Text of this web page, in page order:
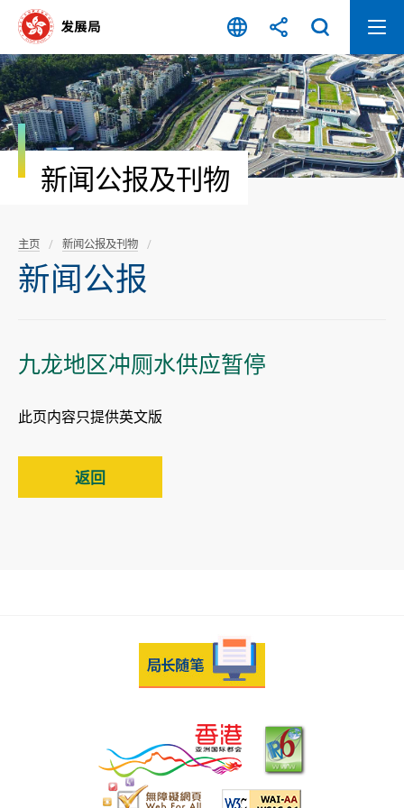
容
开
始
新闻公报及刊物
主页 新闻公报及刊物
新闻公报
九龙地区冲厕水供应暂停
此页内容只提供英文版
返回